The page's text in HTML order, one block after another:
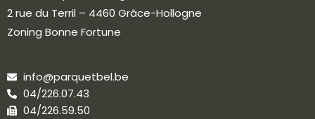
2 rue du Terril – 4460 Grâce-Hollogne
Zoning Bonne Fortune
info@parquetbel.be
04/226.07.43
04/226.59.50